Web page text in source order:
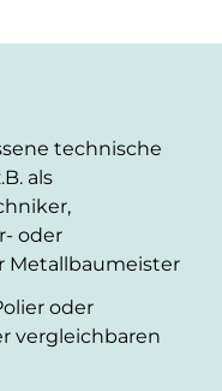
technische
als
oder
Metallbaumeister
oder
vergleichbaren